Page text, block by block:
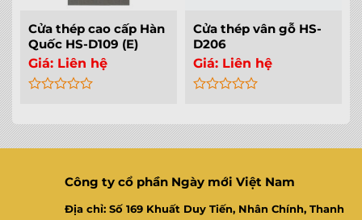
Cửa thép cao cấp Hàn
Quốc HS-D109 (E)
Giá: Liên hệ
out
of
Cửa thép vân gỗ HS-
D206
Giá: Liên hệ
out
of
Công ty cổ phần Ngày mới Việt Nam
Địa chỉ: Số 169 Khuất Duy Tiến, Nhân Chính, Thanh